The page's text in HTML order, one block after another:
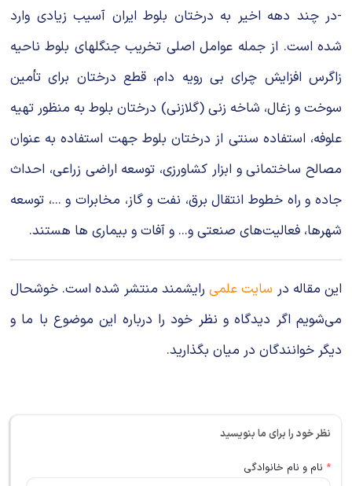
-در چند دهه اخیر به درختان بلوط ایران آسیب زیادی وارد
شده است. از جمله عوامل اصلی تخریب جنگل‎های بلوط ناحیه
زاگرس افزایش چرای بی‌ رویه دام، قطع درختان برای تأمین
سوخت و زغال، شاخه‌ زنی (گلازنی) درختان بلوط به منظور تهیه
علوفه، استفاده سنتی از درختان بلوط جهت استفاده به عنوان
مصالح ساختمانی و ابزار کشاورزی، توسعه اراضی زراعی، احداث
جاده و راه خطوط انتقال برق، نفت و گاز، مخابرات و ...، توسعه
شهرها، فعالیت‌های صنعتی و... و آفات و بیماری‎ ها هستند.
این مقاله در سایت علمیرایشمند منتشر شده است. خوشحال
می‌شویم اگر دیدگاه و نظر خود را درباره این موضوع با ما و
دیگر خوانندگان در میان بگذارید.
نظر خود را برای ما بنویسید
* نام و نام خانوادگی